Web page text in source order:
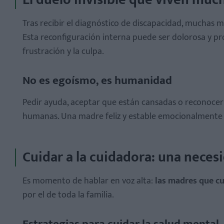
Tras recibir el diagnóstico de discapacidad, muchas
Esta reconfiguración interna puede ser dolorosa y
frustración y la culpa.
No es egoísmo, es humanidad
Pedir ayuda, aceptar que están cansadas o
humanas. Una madre feliz y estable
Cuidar a la cuidadora: una
Es momento de hablar en voz alta: las madres que
por el de toda la familia.